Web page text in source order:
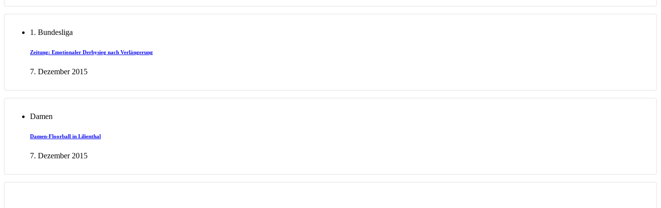
1. Bundesliga
Zeitung: Emotionaler Derbysieg nach Verlängerung
7. Dezember 2015
Damen
Damen-Floorball in Lilienthal
7. Dezember 2015